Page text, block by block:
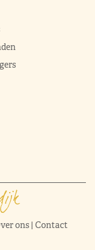
ons| Contact